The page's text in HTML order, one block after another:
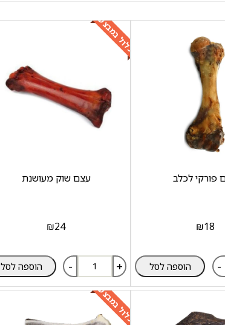
פורקי לכלב
₪18
- הוספה לסל
כלול במבצע
עצם שוק מעושנת
₪24
- + הוספה לסל
כלול במבצע